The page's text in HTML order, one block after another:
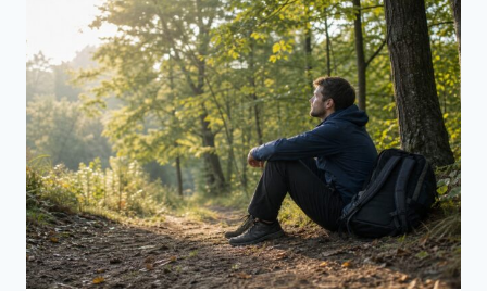
BEZ
TELEFONU,
POŚPIECHU
I
CIĄGŁYCH
POWIADOMIEŃ